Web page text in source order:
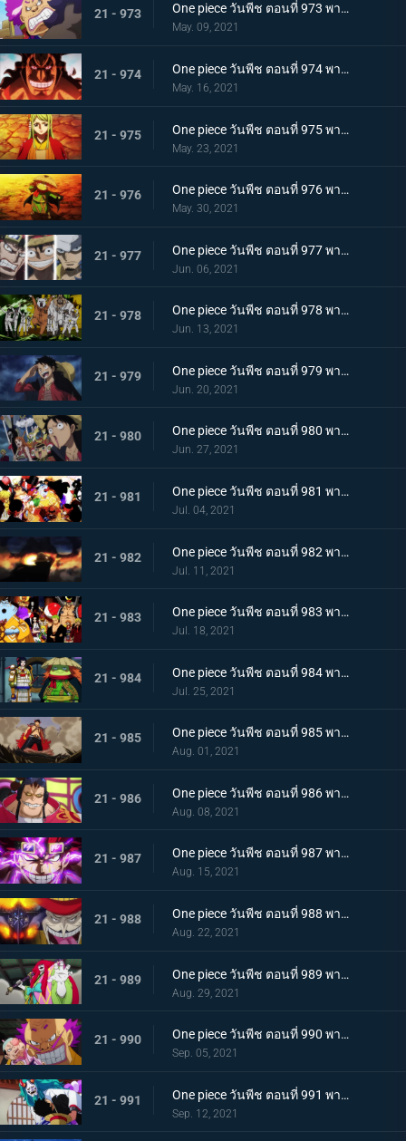
21 - 973 One piece วันพีช ตอนที่ 973 พากย์ไทย ต้มจนตาย การต่อสู้ 1 ชั่วโมงของโอเด้ง
May. 09, 2021
21 - 974 One piece วันพีช ตอนที่ 974 พากย์ไทย โอเด้งจะไม่ใช่โอเด้งถ้าไม่ต้ม!
May. 16, 2021
21 - 975 One piece วันพีช ตอนที่ 975 พากย์ไทย ปราสาทลุกเป็นไฟ! โชคชะตาของตระกูลโคสึกิ!
May. 23, 2021
21 - 976 One piece วันพีช ตอนที่ 976 พากย์ไทย กลับสู่ปัจจุบัน! 20 ปีต่อมา
May. 30, 2021
21 - 977 One piece วันพีช ตอนที่ 977 พากย์ไทย ทะเลมีไว้สำหรับโจรสลัด! บุก! มุ่งสู่โอนิกาชิมะ
Jun. 06, 2021
21 - 978 One piece วันพีช ตอนที่ 978 พากย์ไทย รุ่นที่เลวร้ายที่สุดมาแล้ว! การต่อสู้กลางทะเลอันดุเดือด
Jun. 13, 2021
21 - 979 One piece วันพีช ตอนที่ 979 พากย์ไทย โชคดีงั้นรึ!? แผนการของคินเอม่อน
Jun. 20, 2021
21 - 980 One piece วันพีช ตอนที่ 980 พากย์ไทย สัญญาแห่งน้ำตา! โมโมโนะสุเกะถูกลักพาตัว
Jun. 27, 2021
21 - 981 One piece วันพีช ตอนที่ 981 พากย์ไทย พวกพ้องคนใหม่! ชายชาตรีแห่งท้องทะเล จินเบ!
Jul. 04, 2021
21 - 982 One piece วันพีช ตอนที่ 982 พากย์ไทย ไพ่ตายของไคโด หกล่องนภาปรากฏตัว
Jul. 11, 2021
21 - 983 One piece วันพีช ตอนที่ 983 พากย์ไทย เหล่าซามูไรเอาจริง! ขึ้นฝั่งเกาะโอนิกาชิมะ
Jul. 18, 2021
21 - 984 One piece วันพีช ตอนที่ 984 พากย์ไทย ลูฟี่อาละวาด ลอบเข้างานเลี้ยงของไคโด
Jul. 25, 2021
21 - 985 One piece วันพีช ตอนที่ 985 พากย์ไทย ความรู้สึกถึงโอทามะ หนึ่งหมัดแห่งความโกรธของลูฟี่
Aug. 01, 2021
21 - 986 One piece วันพีช ตอนที่ 986 พากย์ไทย ดนตรีต่อสู้ พลังที่จู่โจมใส่ลูฟี่
Aug. 08, 2021
21 - 987 One piece วันพีช ตอนที่ 987 พากย์ไทย ฝันแตกสลาย กับดักล่อลวงซันจิ
Aug. 15, 2021
21 - 988 One piece วันพีช ตอนที่ 988 พากย์ไทย กำลังเสริมมาถึง! หัวหน้าหน่วยกลุ่มโจรสลัดหนวดขาว
Aug. 22, 2021
21 - 989 One piece วันพีช ตอนที่ 989 พากย์ไทย คำสาบานของบุรุษ! บราคิโอ้แทงก์สู้ดุเดือด
Aug. 29, 2021
21 - 990 One piece วันพีช ตอนที่ 990 พากย์ไทย ฟ้าสนั่น 8 ทิศ! ลูกชายไคโดปรากฏตัว
Sep. 05, 2021
21 - 991 One piece วันพีช ตอนที่ 991 พากย์ไทย เป็นศัตรูหรือเป็นมิตร? ลูฟี่กับยามาโตะ
Sep. 12, 2021